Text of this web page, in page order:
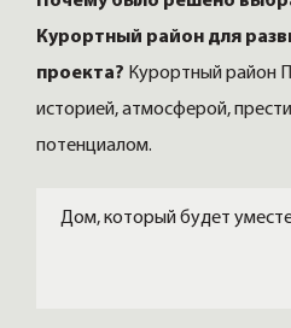
Курортный район для
проекта? Курортный район
историей, атмосферой,
потенциалом.
Дом, который будет